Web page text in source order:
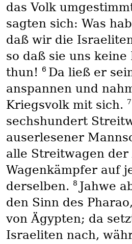
das Volk
sagten sich: Was
daß wir die
so daß sie uns
thun!
6 Da ließ er
anspannen und
Kriegsvolk mit sich. 7
sechshundert
auserlesener
alle Streitwagen der
Wagenkämpfer auf
derselben. 8 Jahwe
den Sinn des
von Ägypten; da
Israeliten nach,